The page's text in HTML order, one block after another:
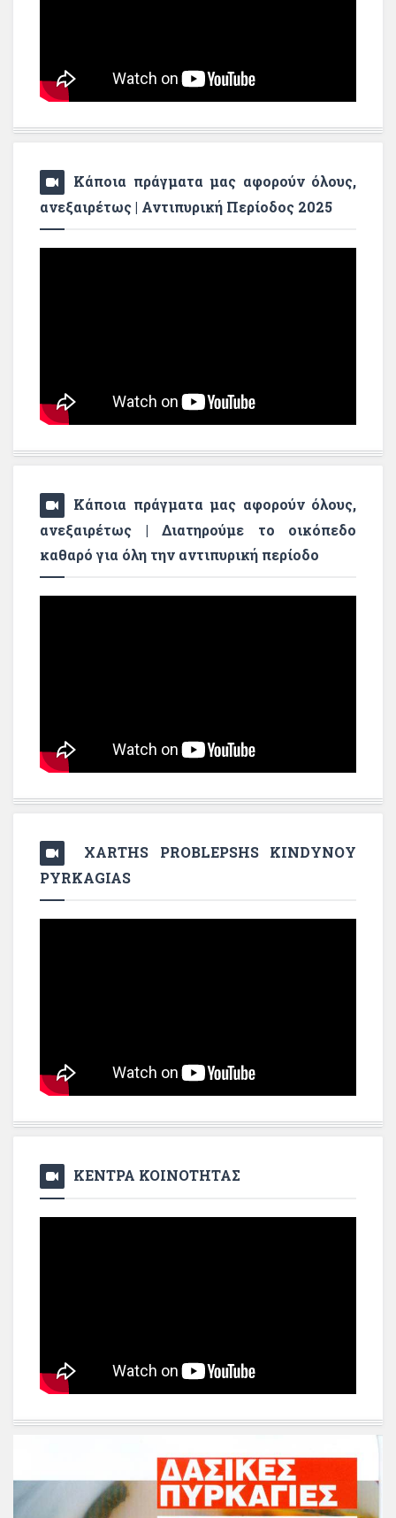
Κάποια πράγματα μας αφορούν όλους,
ανεξαιρέτως | Αντιπυρική Περίοδος 2025
Κάποια πράγματα μας αφορούν όλους,
ανεξαιρέτως | Διατηρούμε το οικόπεδο
καθαρό για όλη την αντιπυρική περίοδο
XARTHS PROBLEPSHS KINDYNOY
PYRKAGIAS
ΚΕΝΤΡΑ ΚΟΙΝΟΤΗΤΑΣ